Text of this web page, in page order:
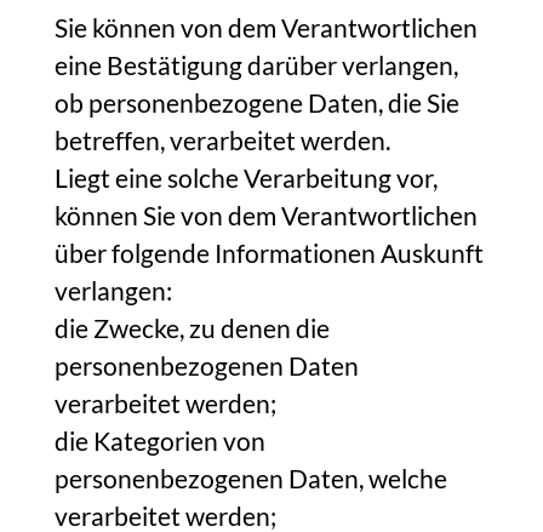
Sie können von dem Verantwortlichen
eine Bestätigung darüber verlangen,
ob personenbezogene Daten, die Sie
betreffen, verarbeitet werden.
Liegt eine solche Verarbeitung vor,
können Sie von dem Verantwortlichen
über folgende Informationen Auskunft
verlangen:
die Zwecke, zu denen die
personenbezogenen Daten
verarbeitet werden;
die Kategorien von
personenbezogenen Daten, welche
verarbeitet werden;